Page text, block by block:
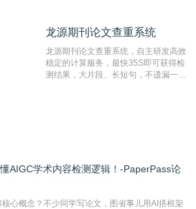
对，利用指纹索引快速而精准地在云检
有相似的片段，该项技术检测速度快、
准确率高，市场反映良好。
龙源期刊论文查重系统
龙源期刊论文查重系统，自主研发高效
稳定的计算服务，最快35S即可获得检
测结果，大片段、长短句，不遗漏一处
AIGC学术内容检测逻辑！-PaperPass论
心概念？不少同学写论文，图省事儿用AI搭框架